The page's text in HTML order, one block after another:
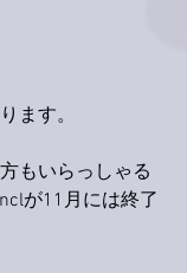
ます。
もいらっしゃる
が11月には終了